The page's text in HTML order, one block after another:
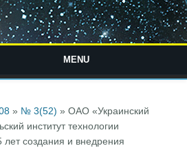
MENU
» № 3(52) » ОАО «Украинский
институт технологии
создания и внедрения